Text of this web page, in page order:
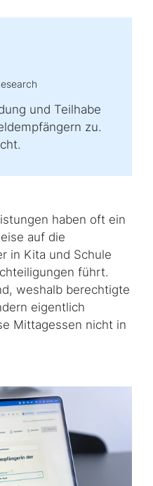
und Teilhabe
zu.
haben oft ein
auf die
in Kita und Schule
führt.
weshalb berechtigte
eigentlich
Mittagessen nicht in